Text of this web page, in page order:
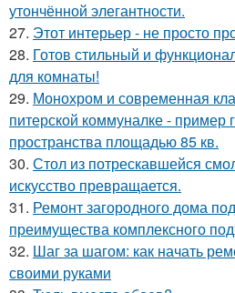
утончённой элегантности.
27. Этот интерьер - не просто
28. Готов стильный и
для комнаты!
29. Монохром и современная
питерской коммуналке - пример
пространства площадью 85 кв.
30. Стол из потрескавшейся
искусство превращается.
31. Ремонт загородного дома
преимущества комплексного
32. Шаг за шагом: как начать
своими руками